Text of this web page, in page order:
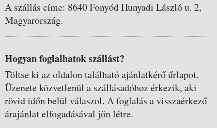
A szállás címe: 8640 Fonyód Hunyadi László u. 2,
Magyarország.
Hogyan foglalhatok szállást?
Töltse ki az oldalon található ajánlatkérő űrlapot.
Üzenete közvetlenül a szállásadóhoz érkezik, aki
rövid időn belül válaszol. A foglalás a visszaérkező
árajánlat elfogadásával jön létre.